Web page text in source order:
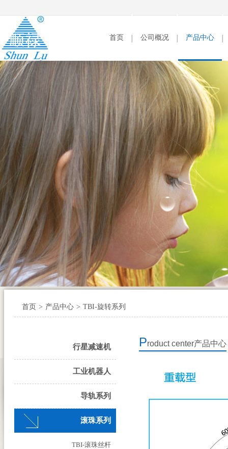
首页 公司概况 产品中心
首页 > 产品中心 > TBI-旋转系列
行星减速机
工业机器人
导轨系列
滚珠系列
TBI-滚珠丝杆
Product center产品中心